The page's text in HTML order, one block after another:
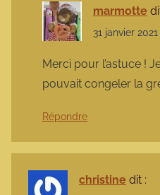
marmotte
31 janvier
Merci pour l’astuce !
pouvait congeler la
Répondre
christine dit :